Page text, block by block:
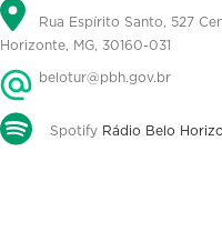
Rua Espírito Santo, 527
Horizonte, MG, 30160-031
belotur@pbh.gov.br
Spotify Rádio Belo